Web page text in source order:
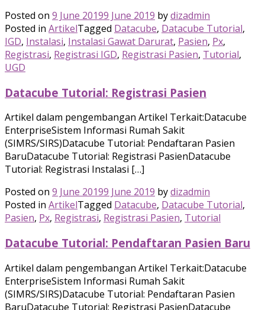
Posted on 9 June 20199 June 2019 bydizadmin
Posted in ArtikelTagged Datacube, Datacube Tutorial,
IGD, Instalasi, Instalasi Gawat Darurat, Pasien, Px,
Registrasi, Registrasi IGD, Registrasi Pasien, Tutorial,
UGD
Datacube Tutorial: Registrasi Pasien
Artikel dalam pengembangan Artikel Terkait:Datacube
EnterpriseSistem Informasi Rumah Sakit
(SIMRS/SIRS)Datacube Tutorial: Pendaftaran Pasien
BaruDatacube Tutorial: Registrasi PasienDatacube
Tutorial: Registrasi Instalasi […]
Posted on 9 June 20199 June 2019 bydizadmin
Posted in ArtikelTagged Datacube, Datacube Tutorial,
Pasien, Px, Registrasi, Registrasi Pasien, Tutorial
Datacube Tutorial: Pendaftaran Pasien Baru
Artikel dalam pengembangan Artikel Terkait:Datacube
EnterpriseSistem Informasi Rumah Sakit
(SIMRS/SIRS)Datacube Tutorial: Pendaftaran Pasien
BaruDatacube Tutorial: Registrasi PasienDatacube